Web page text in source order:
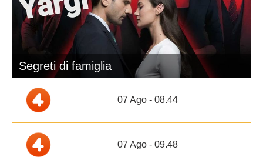
Segreti di famiglia
07 Ago - 08.44
07 Ago - 09.48